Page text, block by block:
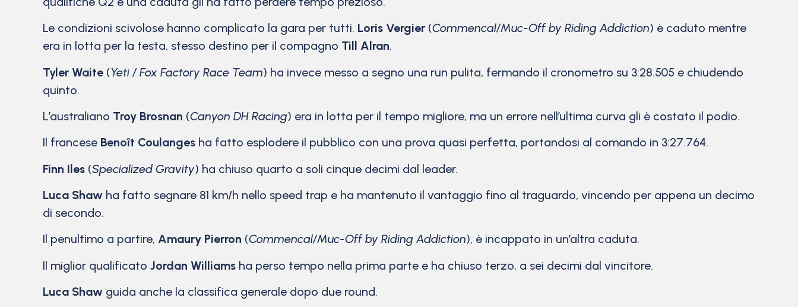
Le condizioni scivolose hanno complicato la gara per tutti. Loris Vergier (Commencal/Muc-Off by Riding Addiction) è caduto mentre
era in lotta per la testa, stesso destino per il compagno Till Alran.
Tyler Waite (Yeti / Fox Factory Race Team) ha invece messo a segno una run pulita, fermando il cronometro su 3:28.505 e chiudendo
quinto.
L’australiano Troy Brosnan (Canyon DH Racing) era in lotta per il tempo migliore, ma un errore nell’ultima curva gli è costato il podio.
Il francese Benoît Coulanges ha fatto esplodere il pubblico con una prova quasi perfetta, portandosi al comando in 3:27.764.
Finn Iles (Specialized Gravity) ha chiuso quarto a soli cinque decimi dal leader.
Luca Shaw ha fatto segnare 81 km/h nello speed trap e ha mantenuto il vantaggio fino al traguardo, vincendo per appena un decimo
di secondo.
Il penultimo a partire, Amaury Pierron (Commencal/Muc-Off by Riding Addiction), è incappato in un’altra caduta.
Il miglior qualificato Jordan Williams ha perso tempo nella prima parte e ha chiuso terzo, a sei decimi dal vincitore.
Luca Shaw guida anche la classifica generale dopo due round.